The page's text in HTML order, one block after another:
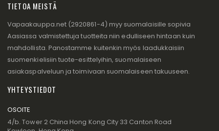
TIETOA MEISTÄ
Vapaakauppa.net (2920861-4) myy suomalaisille sopivia
Aasiassa valmistettuja tuotteita niin edulliseen hintaan kuin
mahdollista. Panostamme kuitenkin myös laadukkaisiin
suomenkielisiin tuote-esittelyihin, suomalaiseen
asiakaspalveluun ja toimivaan suomalaiseen takuuseen.
YHTEYSTIEDOT
OSOITE
4/b. Tower 2 China Hong Kong City 33 Canton Road